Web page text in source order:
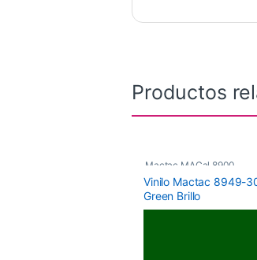
Productos
Mactac MACal 8900
Monoméricos, Vinilos
Vinilo Mactac 8949-
Green Brillo